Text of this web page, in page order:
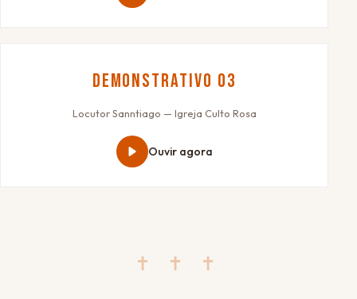
Demonstrativo 03
Locutor Sanntiago — Igreja Culto Rosa
Ouvir agora
✝ ✝ ✝